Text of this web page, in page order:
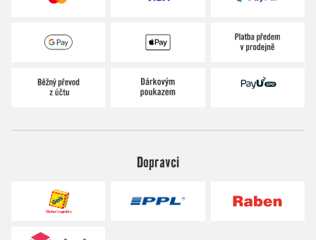
Dopravci